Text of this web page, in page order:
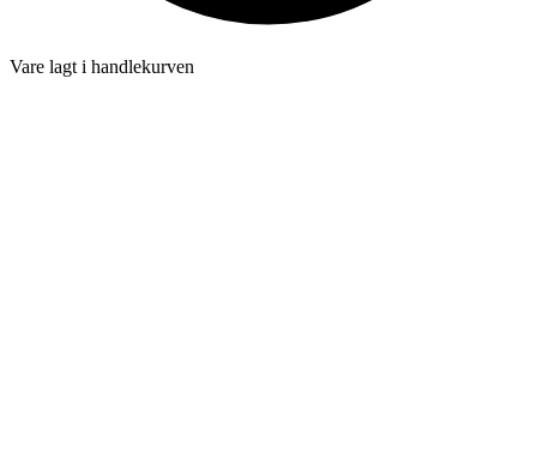
Vare lagt i handlekurven